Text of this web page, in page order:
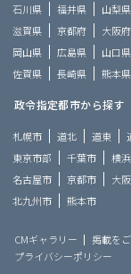
石川県
福井県 山梨県
滋賀県
京都府 大阪府
岡山県
広島県 山口県
佐賀県
長崎県 熊本県
政令指定都市から探す
札幌市 道北 道東
東京市部
千葉市 横
名古屋市
京都市 大
北九州市
熊本市
CMギャラリー 掲載を
プライバシーポリシー